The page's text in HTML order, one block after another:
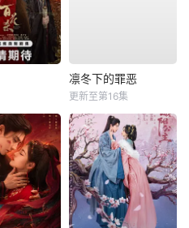
凛冬下的罪恶
更新至第16集